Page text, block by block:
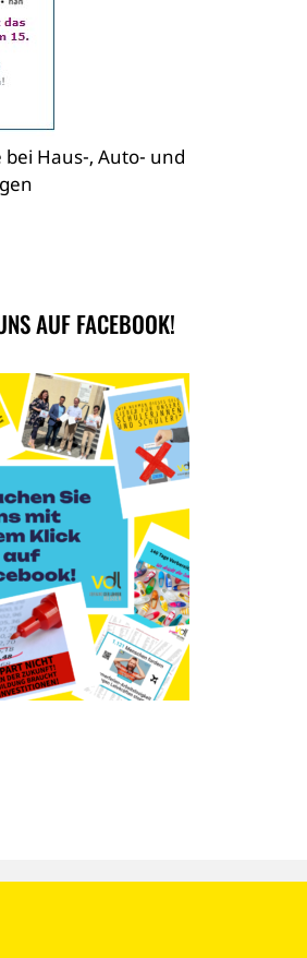
Haus-, Auto- und
AUF FACEBOOK!